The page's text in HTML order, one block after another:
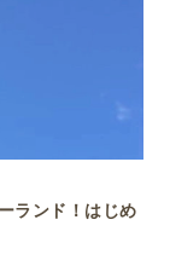
ランド！はじめ